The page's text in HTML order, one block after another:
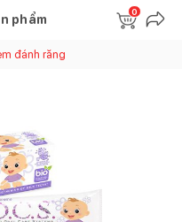
phẩm
0
đánh răng